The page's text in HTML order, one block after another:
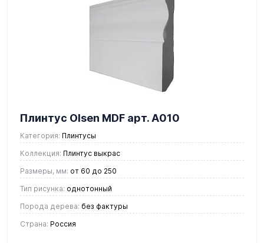
Плинтус Olsen MDF арт. А010
Категория: Плинтусы
Коллекция: Плинтус выкрас
Размеры, мм: от 60 до 250
Тип рисунка: однотонный
Порода дерева: без фактуры
Страна: Россия